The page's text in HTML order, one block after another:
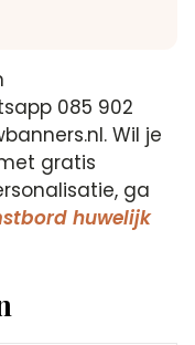
085 902
Wil je
gratis
ga
huwelijk